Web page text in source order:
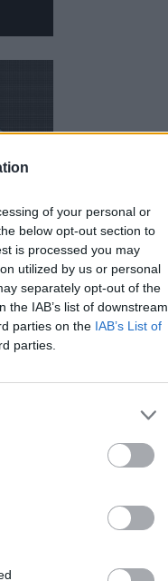
of your personal or
below opt-out section to
is processed you may
utilized by us or personal
separately opt-out of the
IAB’s list of downstream
parties on the IAB’s List of
parties.
To
ulevit